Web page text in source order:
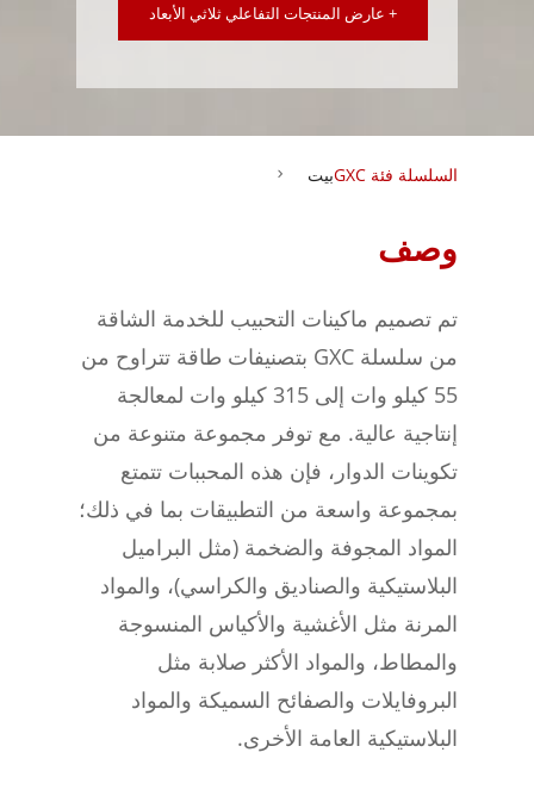
+ عارض المنتجات التفاعلي ثلاثي الأبعاد
بيت السلسلة فئة GXC
وصف
تم تصميم ماكينات التحبيب للخدمة الشاقة
من سلسلة GXC بتصنيفات طاقة تتراوح من
55 كيلو وات إلى 315 كيلو وات لمعالجة
إنتاجية عالية. مع توفر مجموعة متنوعة من
تكوينات الدوار، فإن هذه المحببات تتمتع
بمجموعة واسعة من التطبيقات بما في ذلك؛
المواد المجوفة والضخمة (مثل البراميل
البلاستيكية والصناديق والكراسي)، والمواد
المرنة مثل الأغشية والأكياس المنسوجة
والمطاط، والمواد الأكثر صلابة مثل
البروفايلات والصفائح السميكة والمواد
البلاستيكية العامة الأخرى.